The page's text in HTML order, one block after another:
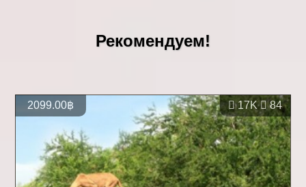
Рекомендуем!
17K 84
2099.00฿